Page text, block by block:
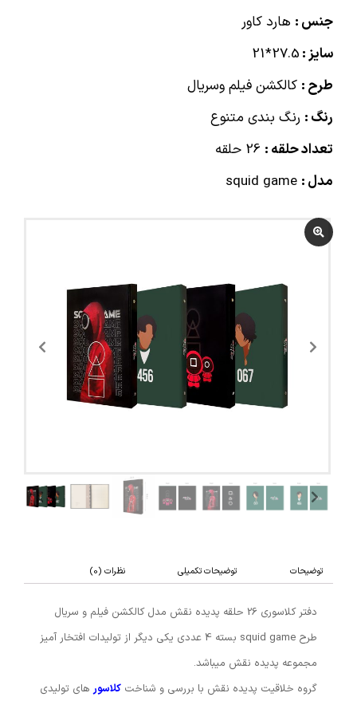
جنس : هارد کاور
سایز :27.5*21
طرح : کالکشن فیلم وسریال
رنگ : رنگ بندی متنوع
تعداد حلقه :
مدل :
توضیحات توضیحات تکمیلی نظرات (0)
دفتر کلاسوری 26 حلقه پدیده نقش مدل کالکشن فیلم و سریال
طرح squid game بسته 4 عددی یکی دیگر از تولیدات افتخار آمیز
مجموعه پدیده نقش میباشد.
گروه خلاقیت پدیده نقش با بررسی و شناخت کلاسور های تولیدی